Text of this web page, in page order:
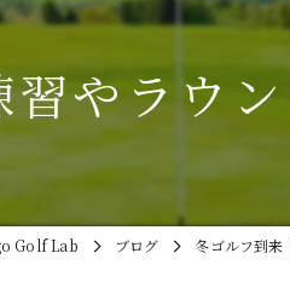
やラウン
Golf Lab ブログ 冬ゴルフ到来